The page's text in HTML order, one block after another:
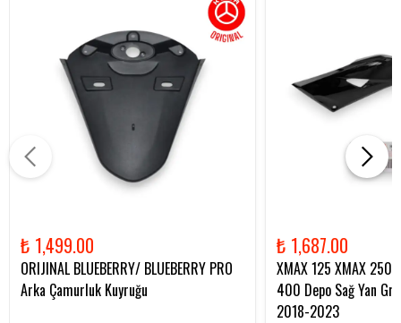
₺ 1,499.00
ORIJINAL BLUEBERRY/ BLUEBERRY PRO
Arka Çamurluk Kuyruğu
₺ 1,687.00
XMAX 125 XMAX 250
400 Depo Sağ Yan
2018-2023